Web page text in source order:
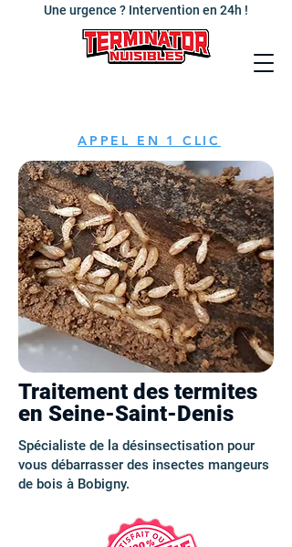
Une urgence ? Intervention en 24h !
APPEL EN 1 CLIC
Traitement des termites
en Seine-Saint-Denis
Spécialiste de la désinsectisation pour
vous débarrasser des insectes mangeurs
de bois à Bobigny.